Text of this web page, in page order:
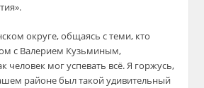
округе, общаясь с теми, кто
с Валерием Кузьминым,
человек мог успевать всё. Я горжусь,
районе был такой удивительный